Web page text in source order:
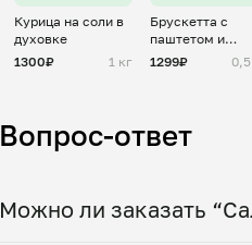
Курица на соли в
духовке
1300₽
1 кг
Брускетта с
паштетом и
конфитюром
1299₽
Вопрос-ответ
Можно ли заказать